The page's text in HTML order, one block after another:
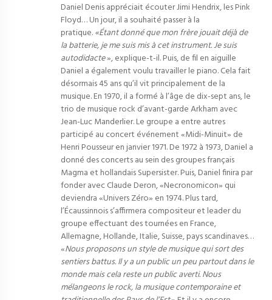
Daniel Denis appréciait écouter Jimi Hendrix, les Pink
Floyd… Un jour, il a souhaité passer à la
pratique.«Étant donné que mon frère jouait déjà de
la batterie, je me suis mis à cet instrument. Je suis
autodidacte», explique-t-il. Puis, de fil en aiguille
Daniel a également voulu travailler le piano. Cela fait
désormais 45 ans qu’il vit principalement de la
musique. En 1970, il a formé à l’âge de dix-sept ans, le
trio de musique rock d’avant-garde Arkham avec
Jean-Luc Manderlier. Le groupe a entre autres
participé au concert événement «Midi-Minuit» de
Henri Pousseur en janvier 1971. De 1972 à 1973, Daniel a
donné des concerts au sein des groupes français
Magma et hollandais Supersister. Puis, Daniel finira par
fonder avec Claude Deron, «Necronomicon» qui
deviendra «Univers Zéro» en 1974. Plus tard,
l’Écaussinnois s’affirmera compositeur et leader du
groupe effectuant des tournées en France,
Allemagne, Hollande, Italie, Suisse, pays scandinaves…
«Nous proposons un style de musique qui sort des
sentiers battus. Il y a un public un peu partout dans le
monde mais cela reste un public averti. Nous
mélangeons le rock, la musique contemporaine et